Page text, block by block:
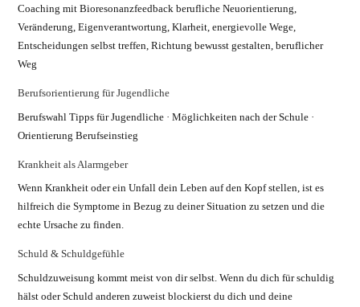
Coaching mit Bioresonanzfeedback berufliche Neuorientierung,
Veränderung, Eigenverantwortung, Klarheit, energievolle Wege,
Entscheidungen selbst treffen, Richtung bewusst gestalten, beruflicher
Weg
Berufsorientierung für Jugendliche
Berufswahl Tipps für Jugendliche · Möglichkeiten nach der Schule ·
Orientierung Berufseinstieg
Krankheit als Alarmgeber
Wenn Krankheit oder ein Unfall dein Leben auf den Kopf stellen, ist es
hilfreich die Symptome in Bezug zu deiner Situation zu setzen und die
echte Ursache zu finden.
Schuld & Schuldgefühle
Schuldzuweisung kommt meist von dir selbst. Wenn du dich für schuldig
hälst oder Schuld anderen zuweist blockierst du dich und deine